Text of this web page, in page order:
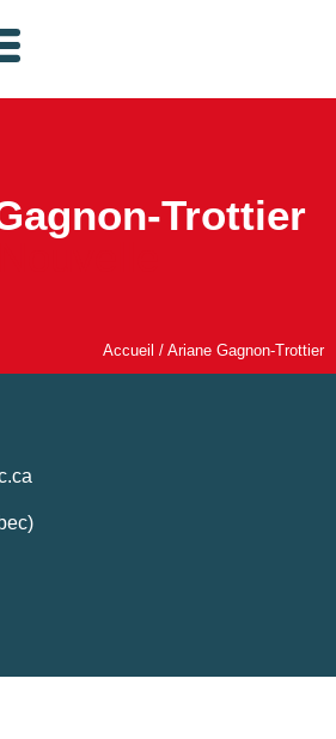
Trottier
Accueil / Ariane Gagnon-Trottier